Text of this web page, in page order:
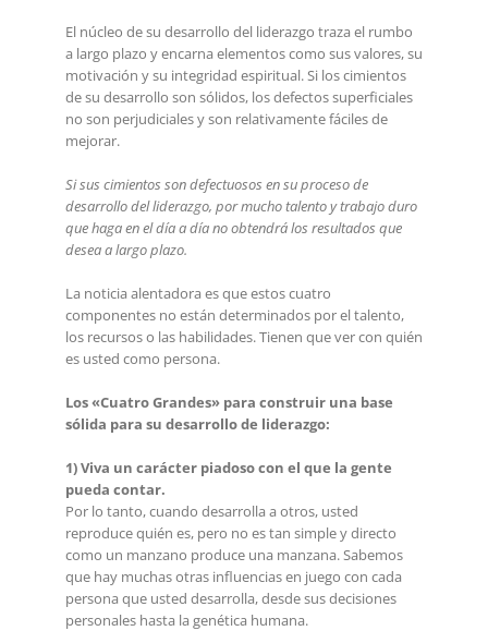
El núcleo de su desarrollo del liderazgo traza el rumbo
a largo plazo y encarna elementos como sus valores, su
motivación y su integridad espiritual. Si los cimientos
de su desarrollo son sólidos, los defectos superficiales
no son perjudiciales y son relativamente fáciles de
mejorar.
Si sus cimientos son defectuosos en su proceso de
desarrollo del liderazgo, por mucho talento y trabajo duro
que haga en el día a día no obtendrá los resultados que
desea a largo plazo.
La noticia alentadora es que estos cuatro
componentes no están determinados por el talento,
los recursos o las habilidades. Tienen que ver con quién
es usted como persona.
Los «Cuatro Grandes» para construir una base
sólida para su desarrollo de liderazgo:
1) Viva un carácter piadoso con el que la gente
pueda contar.
Por lo tanto, cuando desarrolla a otros, usted
reproduce quién es, pero no es tan simple y directo
como un manzano produce una manzana. Sabemos
que hay muchas otras influencias en juego con cada
persona que usted desarrolla, desde sus decisiones
personales hasta la genética humana.